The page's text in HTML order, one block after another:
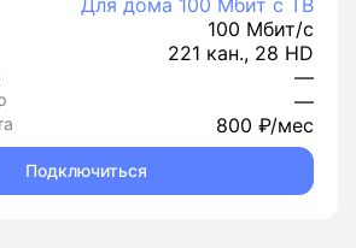
Для дома 100 Мбит с ТВ
100 Мбит/с
221 кан., 28 HD
—
—
800 ₽/мес
Подключиться